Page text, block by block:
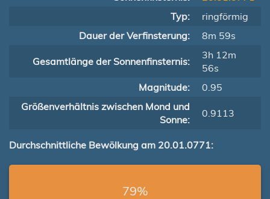
Typ:
ringförmig
Dauer der Verfinsterung:
8m 59s
Gesamtlänge der Sonnenfinsternis:
3h 12m
56s
Magnitude:
0.95
Größenverhältnis zwischen Mond und
Sonne:
0.9113
Durchschnittliche Bewölkung am 20.01.0771:
79%